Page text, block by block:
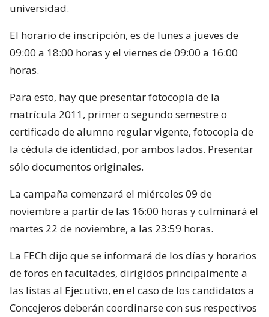
universidad.
El horario de inscripción, es de lunes a jueves de
09:00 a 18:00 horas y el viernes de 09:00 a 16:00
horas.
Para esto, hay que presentar fotocopia de la
matrícula 2011, primer o segundo semestre o
certificado de alumno regular vigente, fotocopia de
la cédula de identidad, por ambos lados. Presentar
sólo documentos originales.
La campaña comenzará el miércoles 09 de
noviembre a partir de las 16:00 horas y culminará el
martes 22 de noviembre, a las 23:59 horas.
La FECh dijo que se informará de los días y horarios
de foros en facultades, dirigidos principalmente a
las listas al Ejecutivo, en el caso de los candidatos a
Concejeros deberán coordinarse con sus respectivos